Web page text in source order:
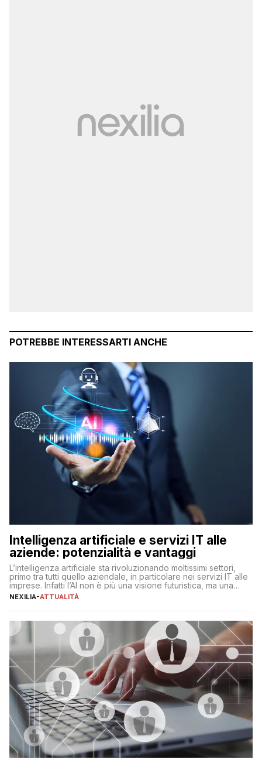
POTREBBE INTERESSARTI ANCHE
Intelligenza artificiale e servizi IT alle
aziende: potenzialità e vantaggi
L’intelligenza artificiale sta rivoluzionando moltissimi settori,
primo tra tutti quello aziendale, in particolare nei servizi IT alle
imprese. Infatti l’AI non è più una visione futuristica, ma una
realtà operativa che sta portando a un cambio significativo in
operazioni, bensì comporta […]
NEXILIA-ATTUALITÀ